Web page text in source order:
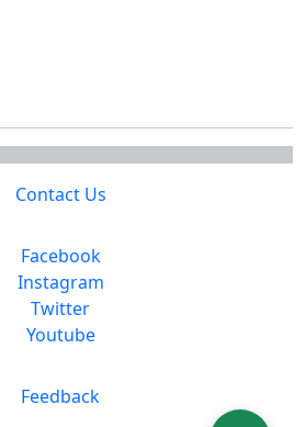
Contact Us
Facebook
Instagram
Twitter
Youtube
Feedback